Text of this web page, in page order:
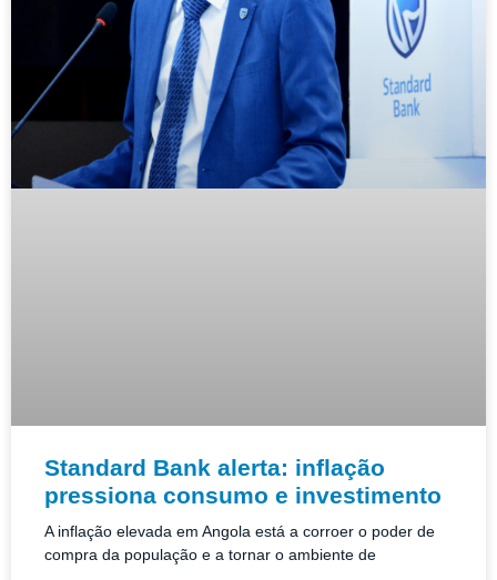
Standard Bank alerta: inflação
pressiona consumo e investimento
A inflação elevada em Angola está a corroer o poder de
compra da população e a tornar o ambiente de